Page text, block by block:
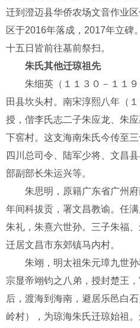
迁到澄迈县华侨农场文音作业
区于2016年落成，2017年立碑
十五日皆前往墓前祭扫。
朱氏其他迁琼祖先
朱细英（１１３０－１１
田县坎头村。南宋淳熙八年（
授，偕李氏志二子朱应龙、朱
下窖村。这支海南朱氏今传至
四川总司令、陆军少将、文昌
部副部长朱运兴等。
朱思明，原籍广东省广州
年间科拔贡，署文昌教谕。任满
朱礼，朱熹六世孙。三子朱福
迁居文昌市东郊镇马内村。
朱翊，明太祖朱元璋九世
宗显帝翊钧之八弟，授封楚王
后，渡海到海南，避居乐邑白
岭村），为琼海朱氏迁琼始祖